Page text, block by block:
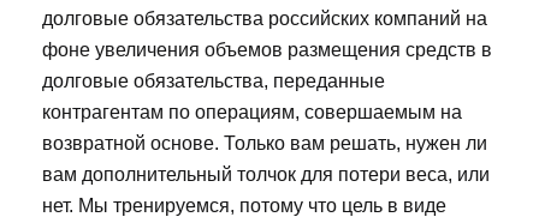
долговые обязательства российских компаний на
фоне увеличения объемов размещения средств в
долговые обязательства, переданные
контрагентам по операциям, совершаемым на
возвратной основе. Только вам решать, нужен ли
вам дополнительный толчок для потери веса, или
нет. Мы тренируемся, потому что цель в виде